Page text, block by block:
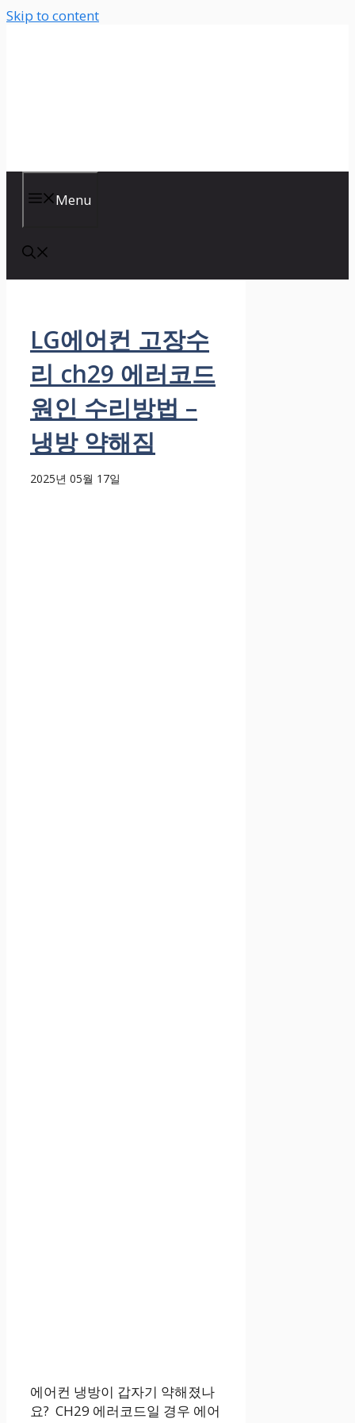
Skip to content
Menu
LG에어컨 고장수
리 ch29 에러코드
원인 수리방법 –
냉방 약해짐
2025년 05월 17일
에어컨 냉방이 갑자기 약해졌나
요? CH29 에러코드일 경우 에어